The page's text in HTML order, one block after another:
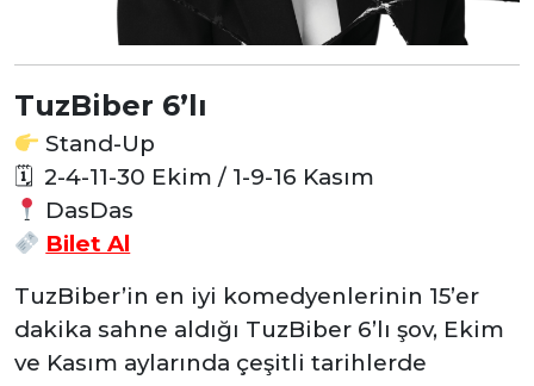
TuzBiber 6’lı
Stand-Up
🗓 2-4-11-30 Ekim / 1-9-16 Kasım
DasDas
Bilet Al
TuzBiber’in en iyi komedyenlerinin 15’er
dakika sahne aldığı TuzBiber 6’lı şov, Ekim
ve Kasım aylarında çeşitli tarihlerde